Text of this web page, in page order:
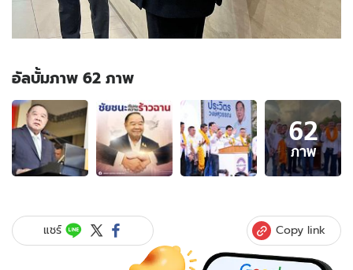
อัลบั้มภาพ 62 ภาพ
อัลบั้ม
ภาพ
62
ภาพ
ของ
ยก!
เด็จ
62
ภาพ
แชร์ Copy link